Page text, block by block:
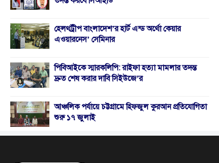
হেলথট্রীপ বাংলাদেশ’র হার্ট এন্ড অর্থো কেয়ার
এওয়ারনেস’ সেমিনার
পিবিআইকে স্মারকলিপি: রাইফা হত্যা মামলার তদন্ত
দ্রুত শেষ করার দাবি সিইউজে’র
আঞ্চলিক পর্যায়ে চট্টগ্রামে হিফজুল কুরআন প্রতিযোগিতা
শুরু ১৭ জুলাই